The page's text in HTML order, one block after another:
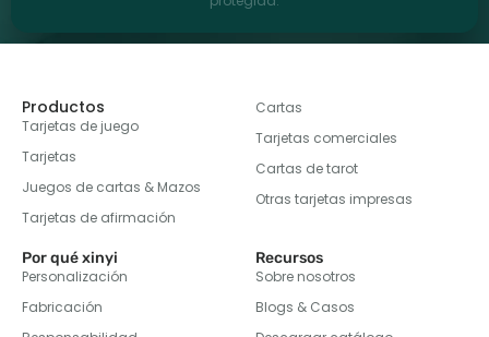
Productos
Tarjetas de juego
Tarjetas
Juegos de cartas & Mazos
Tarjetas de afirmación
Cartas
Tarjetas comerciales
Cartas de tarot
Otras tarjetas impresas
Por qué xinyi
Personalización
Fabricación
Recursos
Sobre nosotros
Blogs & Casos